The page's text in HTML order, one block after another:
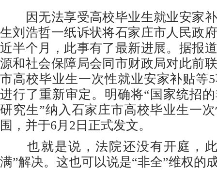
因无法享受高校毕业生就业安家补
生刘浩哲一纸诉状将石家庄市人民政
近半个月，此事有了最新进展。据报
源和社会保障局会同市财政局对此前
市高校毕业生一次性就业安家补贴等
进行了重新审定。明确将“国家统招
研究生”纳入石家庄市高校毕业生一
围，并于6月2日正式发文。
也就是说，法院还没有开庭，此
满”解决。这也可以说是“非全”维权的